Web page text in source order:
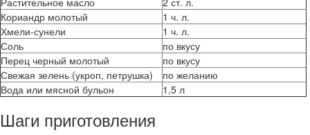
Кориандр молотый
1 ч. л.
Хмели-сунели
1 ч. л.
Соль
по вкусу
Перец черный молотый
по вкусу
Свежая зелень (укроп, петрушка)
по желанию
Вода или мясной бульон
1,5 л
Шаги приготовления